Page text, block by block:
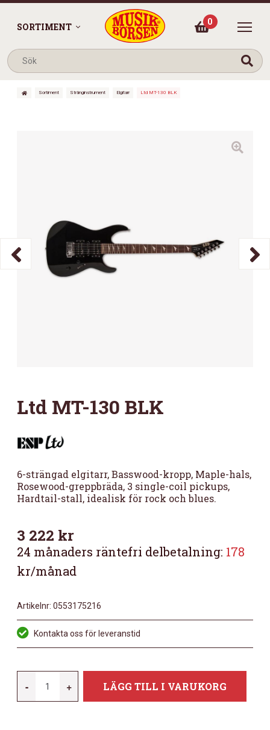
SORTIMENT 0
Sortiment Stränginstrument Elgitarr Ltd MT-130 BLK
Ltd MT-130 BLK
6-strängad elgitarr, Basswood-kropp, Maple-hals,
Rosewood-greppbräda, 3 single-coil pickups,
Hardtail-stall, idealisk för rock och blues.
3 222 kr
24 månaders räntefri delbetalning: 178
kr/månad
Artikelnr: 0553175216
Kontakta oss för leveranstid
- + LÄGG TILL I VARUKORG